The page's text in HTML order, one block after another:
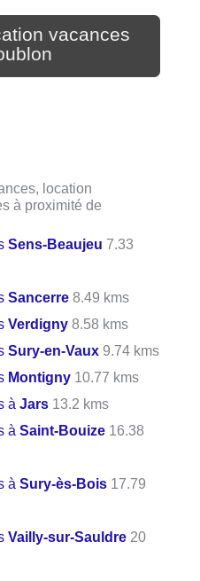
vacances
location
à proximité de
Sens-Beaujeu 7.33
Sancerre 8.49 kms
Verdigny 8.58 kms
Sury-en-Vaux 9.74 kms
Montigny 10.77 kms
àJars 13.2 kms
àSaint-Bouize 16.38
àSury-ès-Bois 17.79
Vailly-sur-Sauldre 20